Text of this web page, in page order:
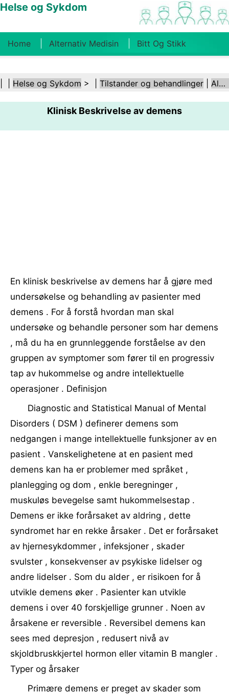
Helse og Sykdom
Home Alternativ Medisin Bitt Og Stikk
Kosthold Og Ernæring Familiehelse
Helsebransjen Psykisk Helse Folkehelse Og
Sikkerhet Kirurgi Og Prosedyrer Helse
Helse og Sykdom > | Tilstander og behandlinger Alzheimers sykdom
Klinisk Beskrivelse av demens
En klinisk beskrivelse av demens har å gjøre med
undersøkelse og behandling av pasienter med
demens . For å forstå hvordan man skal
undersøke og behandle personer som har demens
, må du ha en grunnleggende forståelse av den
gruppen av symptomer som fører til en progressiv
tap av hukommelse og andre intellektuelle
operasjoner . Definisjon
Diagnostic and Statistical Manual of Mental
Disorders ( DSM ) definerer demens som
nedgangen i mange intellektuelle funksjoner av en
pasient . Vanskelighetene at en pasient med
demens kan ha er problemer med språket ,
planlegging og dom , enkle beregninger ,
muskuløs bevegelse samt hukommelsestap .
Demens er ikke forårsaket av aldring , dette
syndromet har en rekke årsaker . Det er forårsaket
av hjernesykdommer , infeksjoner , skader
svulster , konsekvenser av psykiske lidelser og
andre lidelser . Som du alder , er risikoen for å
utvikle demens øker . Pasienter kan utvikle
demens i over 40 forskjellige grunner . Noen av
årsakene er reversible . Reversibel demens kan
sees med depresjon , redusert nivå av
skjoldbruskkjertel hormon eller vitamin B mangler .
Typer og årsaker
Primære demens er preget av skader som